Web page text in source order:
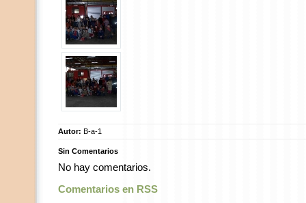
Autor: B-a-1
Sin Comentarios
No hay comentarios.
Comentarios en RSS